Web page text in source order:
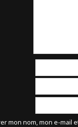
mon nom, mon e-mail